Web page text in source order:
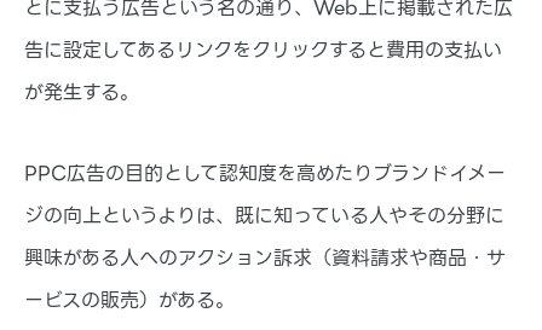
とに支払う広告という名の通り、Web上に掲載された広
告に設定してあるリンクをクリックすると費用の支払い
が発生する。
PPC広告の目的として認知度を高めたりブランドイメー
ジの向上というよりは、既に知っている人やその分野に
興味がある人へのアクション訴求（資料請求や商品・サ
ービスの販売）がある。